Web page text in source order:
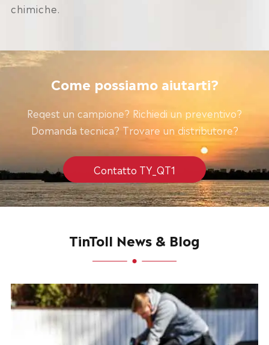
chimiche.
Come possiamo aiutarti?
Reqest un campione? Richiedi un preventivo?
Domanda tecnica? Trovare un distributore?
Contatto TY_QT1
TinToll News & Blog